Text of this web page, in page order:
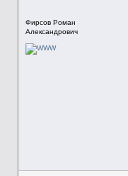
Фирсов Роман
Александрович